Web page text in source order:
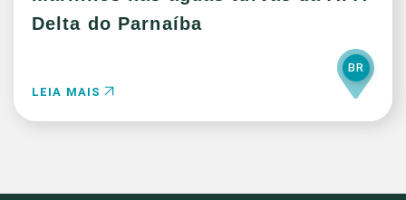
Delta do Parnaíba
LEIA MAIS
BR